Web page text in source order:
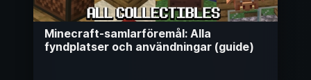
Minecraft-samlarföremål: Alla
fyndplatser och användningar (guide)